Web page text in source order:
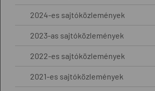
2024-es sajtóközlemények
2023-as sajtóközlemények
2022-es sajtóközlemények
2021-es sajtóközlemények